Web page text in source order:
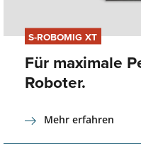
S-ROBOMIG XT
Für maximale
Roboter.
Mehr erfahren